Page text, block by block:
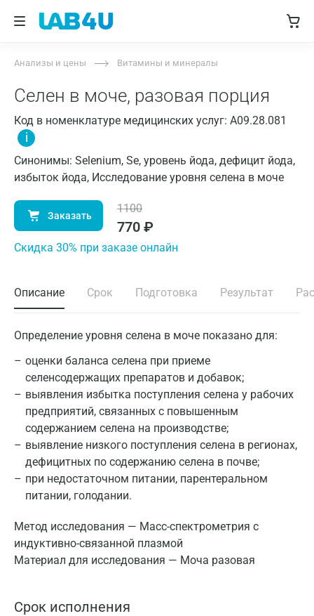
Анализы и цены Витамины и минералы
Селен в моче, разовая порция
Код в номенклатуре медицинских услуг: A09.28.081
i
Синонимы: Selenium, Se, уровень йода, дефицит йода,
избыток йода, Исследование уровня селена в моче
Заказать
1100
770 ₽
Cкидка 30% при заказе онлайн
Описание Срок Подготовка Результат
Определение уровня селена в моче показано для:
оценки баланса селена при приеме
селенсодержащих препаратов и добавок;
выявления избытка поступления селена у рабочих
предприятий, связанных с повышенным
содержанием селена на производстве;
выявление низкого поступления селена в регионах,
дефицитных по содержанию селена в почве;
при недостаточном питании, парентеральном
питании, голодании.
Метод исследования — Масс-спектрометрия с
индуктивно-связанной плазмой
Материал для исследования — Моча разовая
Срок исполнения